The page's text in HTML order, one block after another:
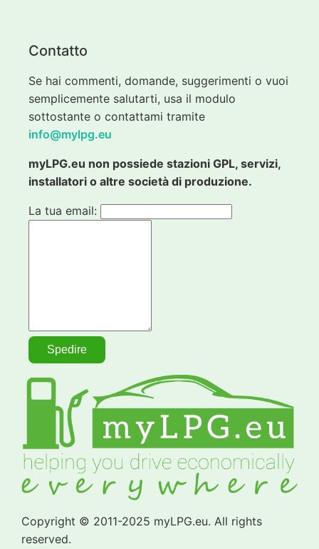
Contatto
Se hai commenti, domande, suggerimenti o vuoi
semplicemente salutarti, usa il modulo
sottostante o contattami tramite
info@mylpg.eu
myLPG.eu non possiede stazioni GPL, servizi,
installatori o altre società di produzione.
La tua email:
Copyright © 2011-2025 myLPG.eu. All rights
reserved.